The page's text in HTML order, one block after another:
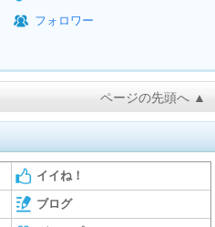
フォロワー
ページの先頭へ ▲
イイね！
ブログ